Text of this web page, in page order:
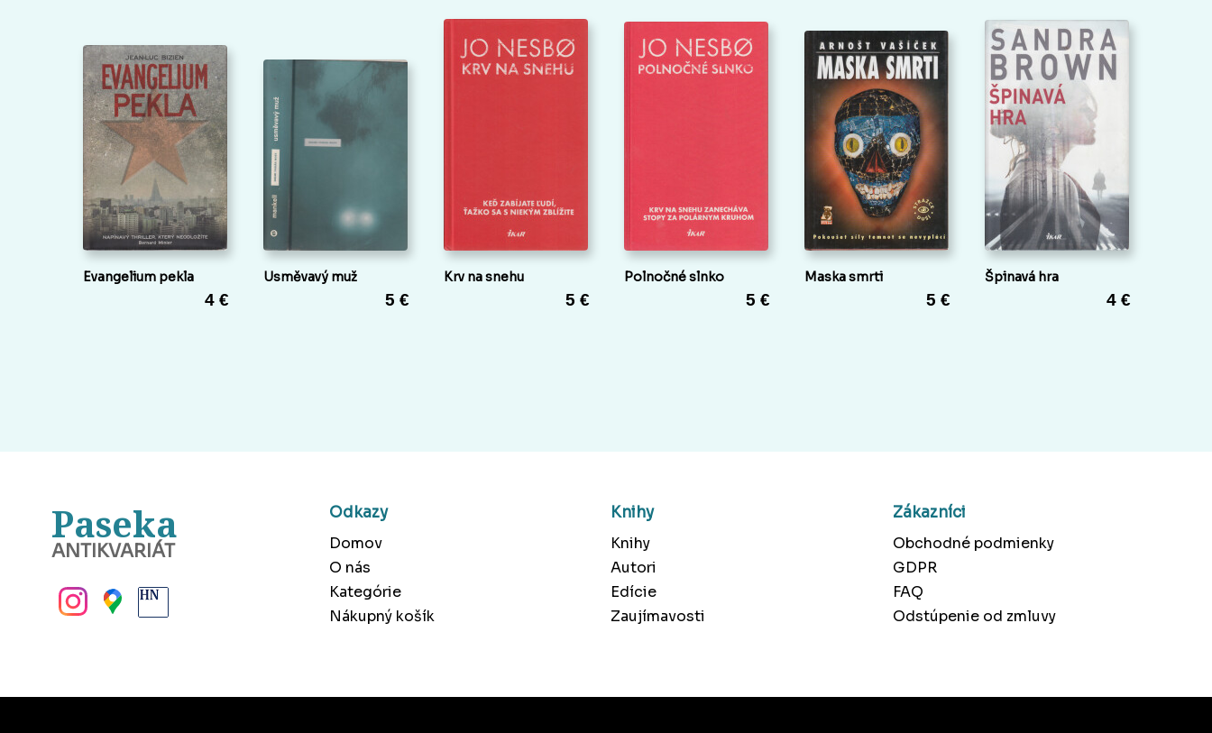
Evangelium pekla
4 €
Usměvavý muž
5 €
Krv na snehu
5 €
Polnočné slnko
5 €
Maska smrti
5 €
Špinavá hra
4 €
Paseka
ANTIKVARIÁT
Odkazy
Domov
O nás
Kategórie
Nákupný košík
Knihy
Knihy
Autori
Edície
Zaujímavosti
Zákazníci
Obchodné podmienky
GDPR
FAQ
Odstúpenie od zmluvy